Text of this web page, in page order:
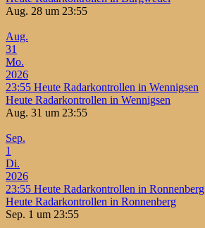
Aug. 28 um 23:55
Aug.
31
Mo.
2026
23:55 Heute Radarkontrollen in Wennigsen
Heute Radarkontrollen in Wennigsen
Aug. 31 um 23:55
Sep.
1
Di.
2026
23:55 Heute Radarkontrollen in Ronnenberg
Heute Radarkontrollen in Ronnenberg
Sep. 1 um 23:55